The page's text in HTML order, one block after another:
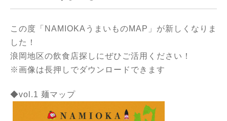
この度「NAMIOKAうまいものMAP」が新しくなりま
した！
浪岡地区の飲食店探しにぜひご活用ください！
※画像は長押しでダウンロードできます
◆vol.1 麺マップ